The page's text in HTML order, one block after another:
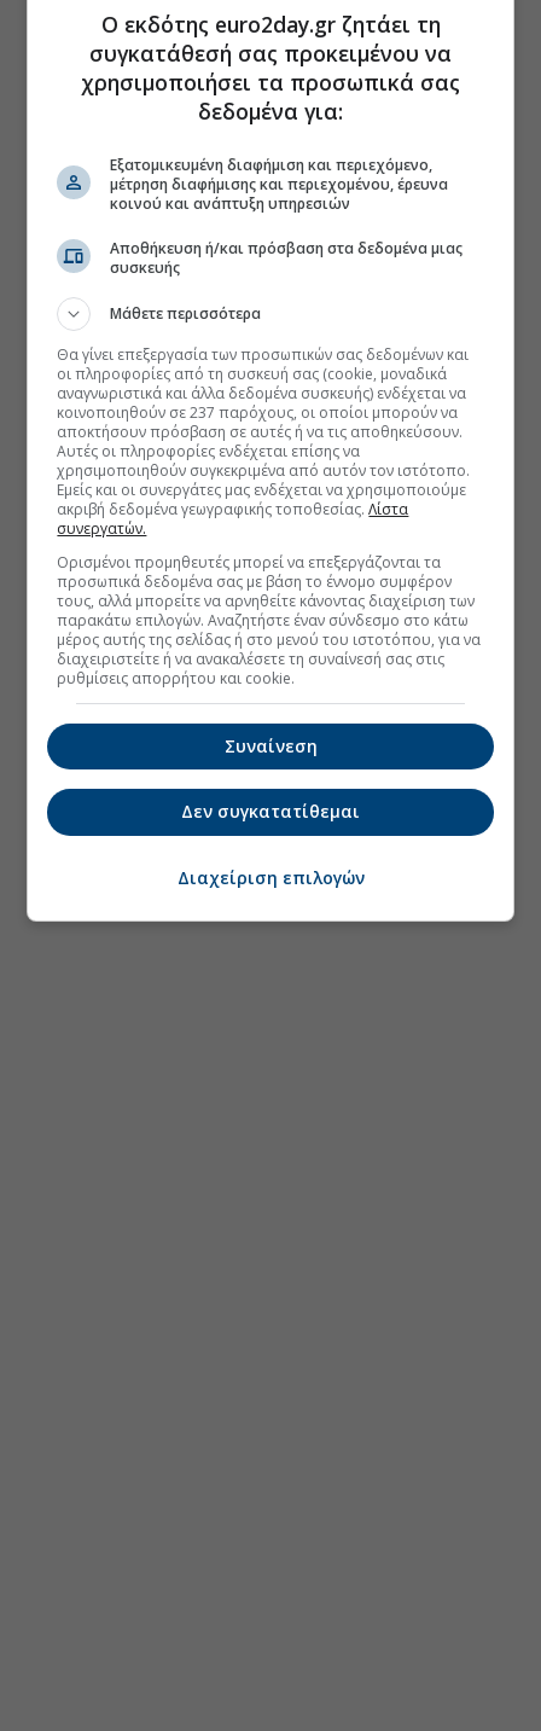
Ο εκδότης euro2day.gr ζητάει τη
συγκατάθεσή σας προκειμένου να
χρησιμοποιήσει τα προσωπικά σας
δεδομένα για:
Εξατομικευμένη διαφήμιση και περιεχόμενο,
μέτρηση διαφήμισης και περιεχομένου, έρευνα
κοινού και ανάπτυξη υπηρεσιών
Αποθήκευση ή/και πρόσβαση στα δεδομένα μιας
συσκευής
Μάθετε περισσότερα
Θα γίνει επεξεργασία των προσωπικών σας δεδομένων και
οι πληροφορίες από τη συσκευή σας (cookie, μοναδικά
αναγνωριστικά και άλλα δεδομένα συσκευής) ενδέχεται να
κοινοποιηθούν σε 237 παρόχους, οι οποίοι μπορούν να
αποκτήσουν πρόσβαση σε αυτές ή να τις αποθηκεύσουν.
Αυτές οι πληροφορίες ενδέχεται επίσης να
χρησιμοποιηθούν συγκεκριμένα από αυτόν τον ιστότοπο.
Εμείς και οι συνεργάτες μας ενδέχεται να χρησιμοποιούμε
ακριβή δεδομένα γεωγραφικής τοποθεσίας.Λίστα
συνεργατών.
Ορισμένοι προμηθευτές μπορεί να επεξεργάζονται τα
προσωπικά δεδομένα σας με βάση το έννομο συμφέρον
τους, αλλά μπορείτε να αρνηθείτε κάνοντας διαχείριση των
παρακάτω επιλογών. Αναζητήστε έναν σύνδεσμο στο κάτω
μέρος αυτής της σελίδας ή στο μενού του ιστοτόπου, για να
διαχειριστείτε ή να ανακαλέσετε τη συναίνεσή σας στις
ρυθμίσεις απορρήτου και cookie.
Συναίνεση
Δεν συγκατατίθεμαι
Διαχείριση επιλογών